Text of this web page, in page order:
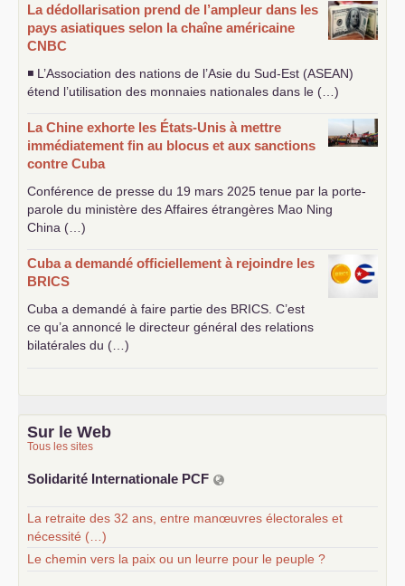
La dédollarisation prend de l’ampleur dans les
pays asiatiques selon la chaîne américaine
CNBC
◾ L’Association des nations de l’Asie du Sud-Est (ASEAN)
étend l’utilisation des monnaies nationales dans le (…)
La Chine exhorte les États-Unis à mettre
immédiatement fin au blocus et aux sanctions
contre Cuba
Conférence de presse du 19 mars 2025 tenue par la porte-
parole du ministère des Affaires étrangères Mao Ning
China (…)
Cuba a demandé officiellement à rejoindre les
BRICS
Cuba a demandé à faire partie des BRICS . C’est
ce qu’a annoncé le directeur général des relations
bilatérales du (…)
Sur le Web
Tous les sites
Solidarité Internationale PCF
La retraite des 32 ans, entre manœuvres électorales et
nécessité (…)
Le chemin vers la paix ou un leurre pour le peuple ?